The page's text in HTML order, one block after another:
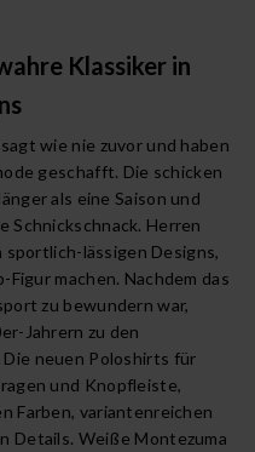
Klassiker in
wie nie zuvor und haben
geschafft. Die schicken
als eine Saison und
Schnickschnack. Herren
lässigen Designs,
machen. Nachdem das
zu bewundern war,
Jahrern zu den
neuen Poloshirts für
und Knopfleiste,
Farben, variantenreichen
Details. Weiße Montezuma